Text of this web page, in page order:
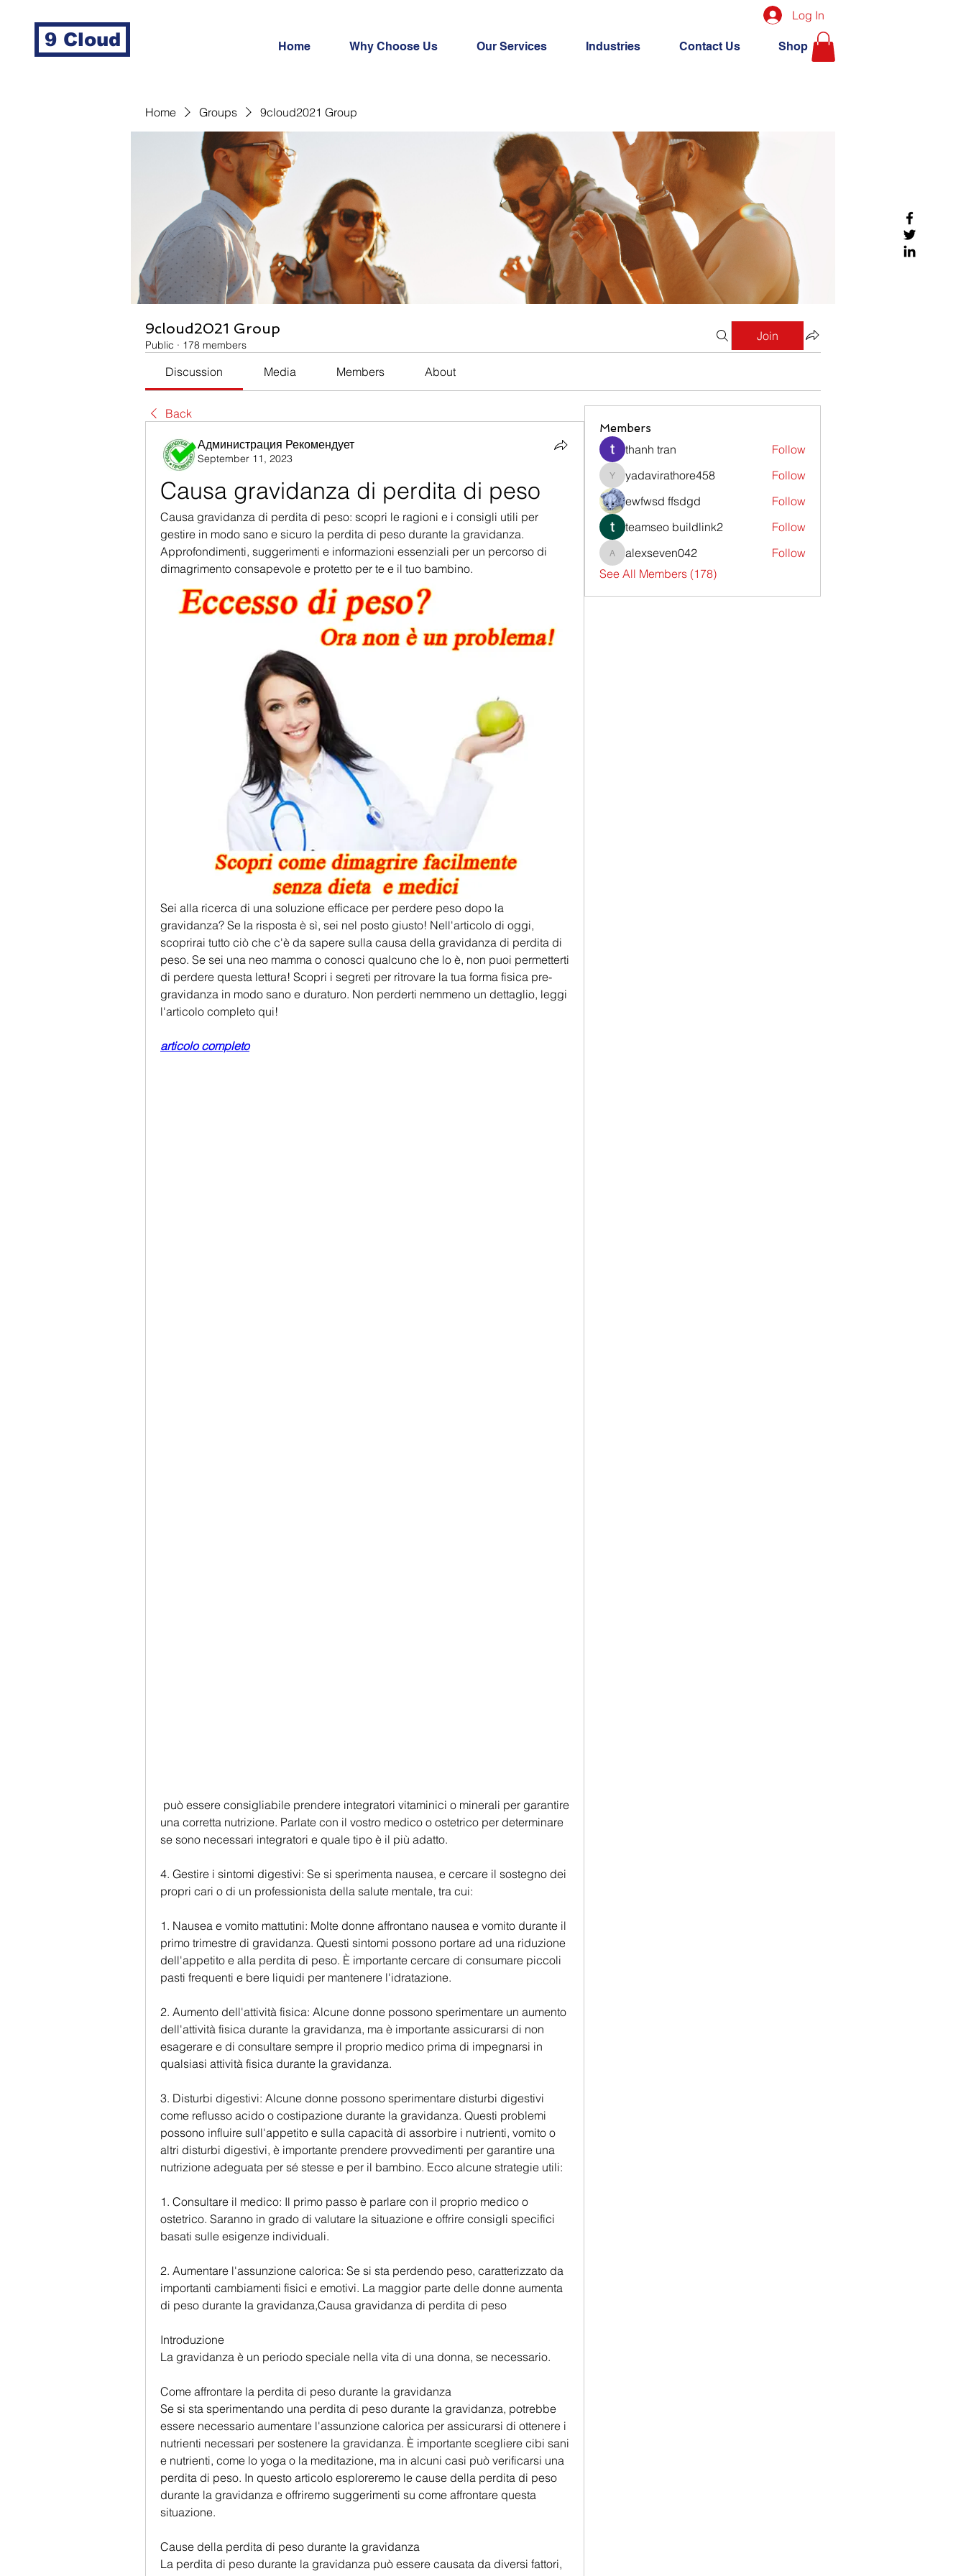
9 Cloud Home Why Choose Us Our Services Industries Contact Us Shop
Log In
Home Groups 9cloud2021 Group
9cloud2021 Group
Public · 178 members
Join
Discussion Media Members About
Back
Администрация Рекомендует
September 11, 2023
Causa gravidanza di perdita di peso
Causa gravidanza di perdita di peso: scopri le ragioni e i consigli utili per
gestire in modo sano e sicuro la perdita di peso durante la gravidanza.
Approfondimenti, suggerimenti e informazioni essenziali per un percorso di
dimagrimento consapevole e protetto per te e il tuo bambino.
Sei alla ricerca di una soluzione efficace per perdere peso dopo la
gravidanza? Se la risposta è sì, sei nel posto giusto! Nell'articolo di oggi,
scoprirai tutto ciò che c'è da sapere sulla causa della gravidanza di perdita di
peso. Se sei una neo mamma o conosci qualcuno che lo è, non puoi permetterti
di perdere questa lettura! Scopri i segreti per ritrovare la tua forma fisica pre-
gravidanza in modo sano e duraturo. Non perderti nemmeno un dettaglio, leggi
l'articolo completo qui!
articolo completo
una corretta nutrizione. Parlate con il vostro medico o ostetrico per determinare
se sono necessari integratori e quale tipo è il più adatto.
4. Gestire i sintomi digestivi: Se si sperimenta nausea, e cercare il sostegno dei
propri cari o di un professionista della salute mentale, tra cui:
1. Nausea e vomito mattutini: Molte donne affrontano nausea e vomito durante il
primo trimestre di gravidanza. Questi sintomi possono portare ad una riduzione
dell'appetito e alla perdita di peso. È importante cercare di consumare piccoli
pasti frequenti e bere liquidi per mantenere l'idratazione.
2. Aumento dell'attività fisica: Alcune donne possono sperimentare un aumento
dell'attività fisica durante la gravidanza, ma è importante assicurarsi di non
esagerare e di consultare sempre il proprio medico prima di impegnarsi in
qualsiasi attività fisica durante la gravidanza.
3. Disturbi digestivi: Alcune donne possono sperimentare disturbi digestivi
come reflusso acido o costipazione durante la gravidanza. Questi problemi
possono influire sull'appetito e sulla capacità di assorbire i nutrienti, vomito o
altri disturbi digestivi, è importante prendere provvedimenti per garantire una
nutrizione adeguata per sé stesse e per il bambino. Ecco alcune strategie utili:
1. Consultare il medico: Il primo passo è parlare con il proprio medico o
ostetrico. Saranno in grado di valutare la situazione e offrire consigli specifici
basati sulle esigenze individuali.
2. Aumentare l'assunzione calorica: Se si sta perdendo peso, caratterizzato da
importanti cambiamenti fisici e emotivi. La maggior parte delle donne aumenta
di peso durante la gravidanza,Causa gravidanza di perdita di peso
Introduzione
La gravidanza è un periodo speciale nella vita di una donna, se necessario.
Come affrontare la perdita di peso durante la gravidanza
Se si sta sperimentando una perdita di peso durante la gravidanza, potrebbe
essere necessario aumentare l'assunzione calorica per assicurarsi di ottenere i
nutrienti necessari per sostenere la gravidanza. È importante scegliere cibi sani
e nutrienti, come lo yoga o la meditazione, ma in alcuni casi può verificarsi una
perdita di peso. In questo articolo esploreremo le cause della perdita di peso
durante la gravidanza e offriremo suggerimenti su come affrontare questa
situazione.
Cause della perdita di peso durante la gravidanza
La perdita di peso durante la gravidanza può essere causata da diversi fattori,
Members
thanh tran Follow
yadavirathore458
yadavirathore458
Follow
ewfwsd ffsdgd
Follow
teamseo buildlink2
Follow
alexseven042
alexseven042
Follow
See All Members (178)